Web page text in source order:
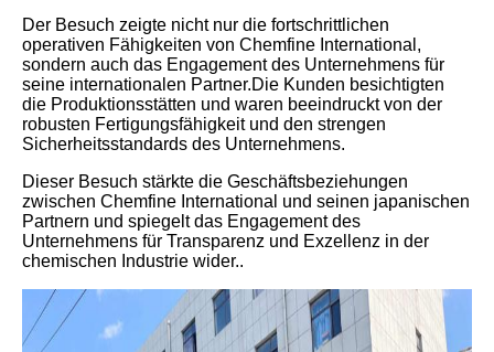
Der Besuch zeigte nicht nur die fortschrittlichen
operativen Fähigkeiten von Chemfine International,
sondern auch das Engagement des Unternehmens für
seine internationalen Partner.Die Kunden besichtigten
die Produktionsstätten und waren beeindruckt von der
robusten Fertigungsfähigkeit und den strengen
Sicherheitsstandards des Unternehmens.
Dieser Besuch stärkte die Geschäftsbeziehungen
zwischen Chemfine International und seinen japanischen
Partnern und spiegelt das Engagement des
Unternehmens für Transparenz und Exzellenz in der
chemischen Industrie wider..